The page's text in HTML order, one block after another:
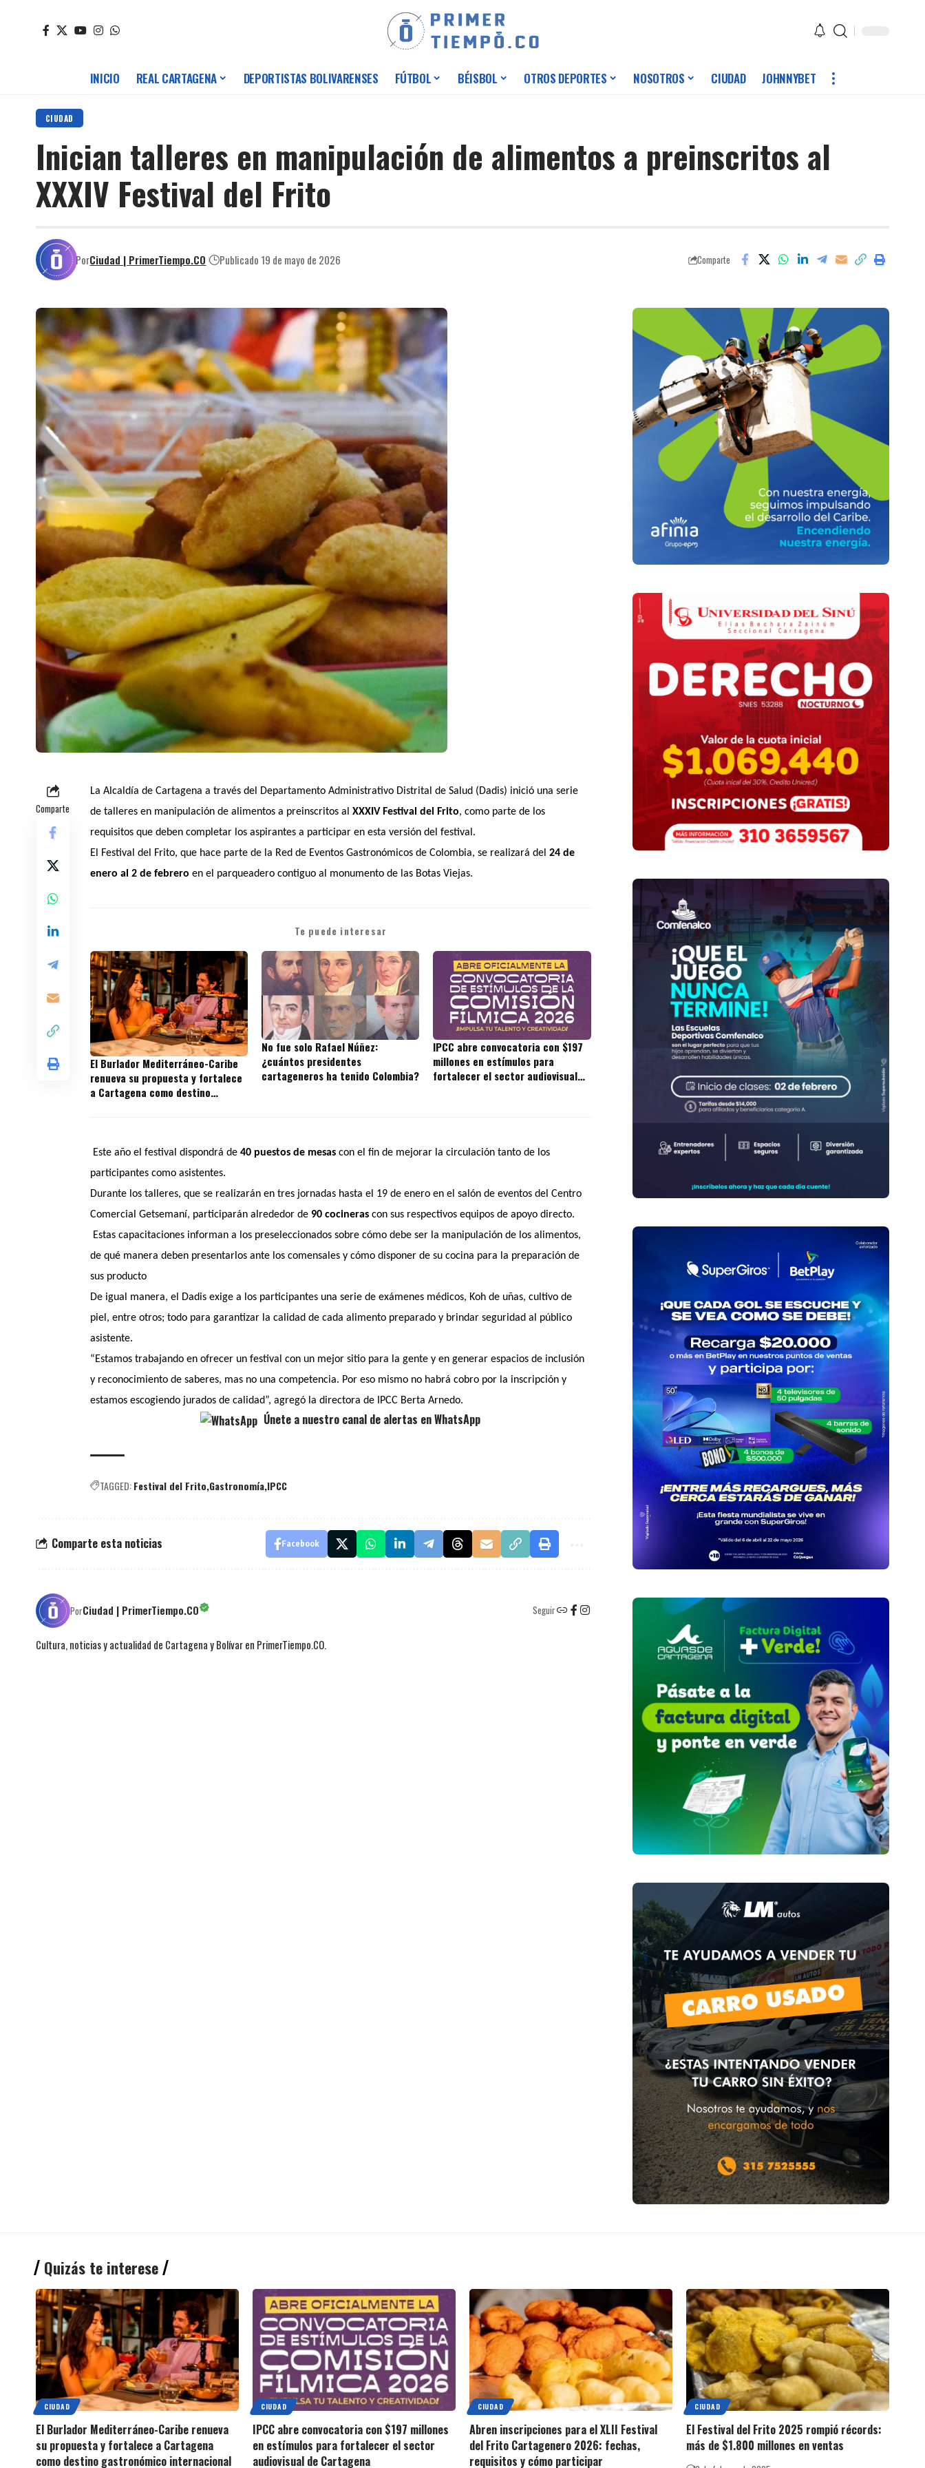
INICIO REAL CARTAGENA DEPORTISTAS BOLIVARENSES FÚTBOL BÉISBOL OTROS DEPORTES NOSOTROS CIUDAD JOHNNYBET
CIUDAD
Inician talleres en manipulación de alimentos a preinscritos al
XXXIV Festival del Frito
PorCiudad | PrimerTiempo.CO Publicado 19 de mayo de 2026 Comparte
Comparte
La Alcaldía de Cartagena a través del Departamento Administrativo Distrital de Salud (Dadis) inició una serie
de talleres en manipulación de alimentos a preinscritos al XXXIV Festival del Frito, como parte de los
requisitos que deben completar los aspirantes a participar en esta versión del festival.
El Festival del Frito, que hace parte de la Red de Eventos Gastronómicos de Colombia, se realizará del 24 de
enero al 2 de febrero en el parqueadero contiguo al monumento de las Botas Viejas.
Te puede interesar
El Burlador Mediterráneo-Caribe
renueva su propuesta y fortalece
a Cartagena como destino
No fue solo Rafael Núñez:
¿cuántos presidentes
cartageneros ha tenido Colombia?
IPCC abre convocatoria con $197
millones en estímulos para
fortalecer el sector audiovisual
Este año el festival dispondrá de 40 puestos de mesas con el fin de mejorar la circulación tanto de los
participantes como asistentes.
Durante los talleres, que se realizarán en tres jornadas hasta el 19 de enero en el salón de eventos del Centro
Comercial Getsemaní, participarán alrededor de 90 cocineras con sus respectivos equipos de apoyo directo.
Estas capacitaciones informan a los preseleccionados sobre cómo debe ser la manipulación de los alimentos,
de qué manera deben presentarlos ante los comensales y cómo disponer de su cocina para la preparación de
sus producto
De igual manera, el Dadis exige a los participantes una serie de exámenes médicos, Koh de uñas, cultivo de
piel, entre otros; todo para garantizar la calidad de cada alimento preparado y brindar seguridad al público
asistente.
“Estamos trabajando en ofrecer un festival con un mejor sitio para la gente y en generar espacios de inclusión
y reconocimiento de saberes, mas no una competencia. Por eso mismo no habrá cobro por la inscripción y
estamos escogiendo jurados de calidad”, agregó la directora de IPCC Berta Arnedo.
Únete a nuestro canal de alertas en WhatsApp
TAGGED:Festival del Frito Gastronomía IPCC
Comparte esta noticias Facebook
PorCiudad | PrimerTiempo.CO Seguir
Cultura, noticias y actualidad de Cartagena y Bolívar en PrimerTiempo.CO.
Quizás te interese
CIUDAD
El Burlador Mediterráneo-Caribe renueva
su propuesta y fortalece a Cartagena
como destino gastronómico internacional
CIUDAD
IPCC abre convocatoria con $197 millones
en estímulos para fortalecer el sector
audiovisual de Cartagena
CIUDAD
Abren inscripciones para el XLII Festival
del Frito Cartagenero 2026: fechas,
requisitos y cómo participar
CIUDAD
El Festival del Frito 2025 rompió récords:
más de $1.800 millones en ventas